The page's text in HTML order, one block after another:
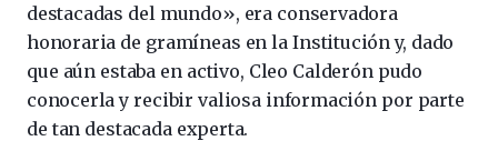
destacadas del mundo», era conservadora
honoraria de gramíneas en la Institución y, dado
que aún estaba en activo, Cleo Calderón pudo
conocerla y recibir valiosa información por parte
de tan destacada experta.